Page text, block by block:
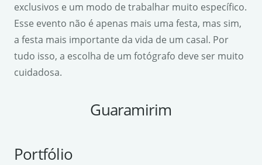
exclusivos e um modo de trabalhar muito específico.
Esse evento não é apenas mais uma festa, mas sim,
a festa mais importante da vida de um casal. Por
tudo isso, a escolha de um fotógrafo deve ser muito
cuidadosa.
Guaramirim
Portfólio